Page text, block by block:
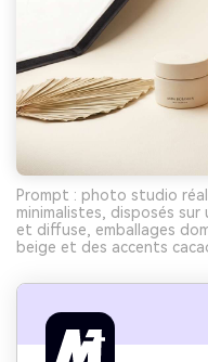
Prompt : photo studio
minimalistes, disposés
et diffuse, emballages
beige et des accents